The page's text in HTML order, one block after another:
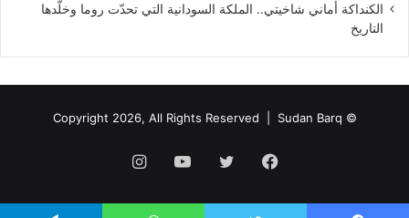
الكنداكة أماني شاخيتي.. الملكة السودانية التي تحدّت روما وخلّدها
التاريخ
© Copyright 2026, All Rights Reserved |
Sudan Barq
فيسبوك تويتر يوتيوبانستقرام